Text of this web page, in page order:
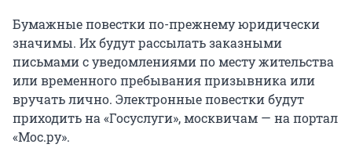
Бумажные повестки по-прежнему юридически
значимы. Их будут рассылать заказными
письмами с уведомлениями по месту жительства
или временного пребывания призывника или
вручать лично. Электронные повестки будут
приходить на «Госуслуги», москвичам — на портал
«Мос.ру».